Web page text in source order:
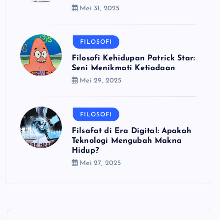
Mei 31, 2025
FILOSOFI
Filosofi Kehidupan Patrick Star:
Seni Menikmati Ketiadaan
Mei 29, 2025
FILOSOFI
Filsafat di Era Digital: Apakah
Teknologi Mengubah Makna
Hidup?
Mei 27, 2025